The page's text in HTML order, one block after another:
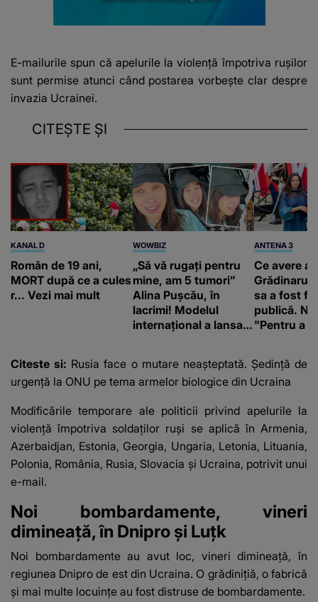
E-mailurile spun că apelurile la violență împotriva rușilor
sunt permise atunci când postarea vorbește clar despre
invazia Ucrainei.
CITEȘTE ȘI
KANAL D
Român de 19 ani,
MORT după ce a cules
r... Vezi mai mult
WOWBIZ
„Să vă rugați pentru
mine, am 5 tumori”
Alina Pușcău, în
lacrimi! Modelul
internațional a lansat
o boală gravă
ANTENA 3
Ce avere
Grădinaru.
sa a fost
publică.
"Pentru a
Citeste si: Rusia face o mutare neașteptată. Ședință de
urgență la ONU pe tema armelor biologice din Ucraina
Modificările temporare ale politicii privind apelurile la
violență împotriva soldaților ruși se aplică în Armenia,
Azerbaidjan, Estonia, Georgia, Ungaria, Letonia, Lituania,
Polonia, România, Rusia, Slovacia și Ucraina, potrivit unui
e-mail.
Noi bombardamente, vineri
dimineață, în Dnipro și Luțk
Noi bombardamente au avut loc, vineri dimineață, în
regiunea Dnipro de est din Ucraina. O grădinițiă, o fabrică
și mai multe locuințe au fost distruse de bombardamente.